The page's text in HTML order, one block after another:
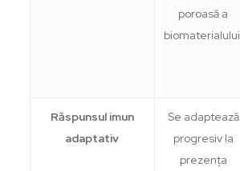
poroasă a
biomaterialului.
Răspunsul imun
adaptativ
Se adaptează
progresiv la
prezența